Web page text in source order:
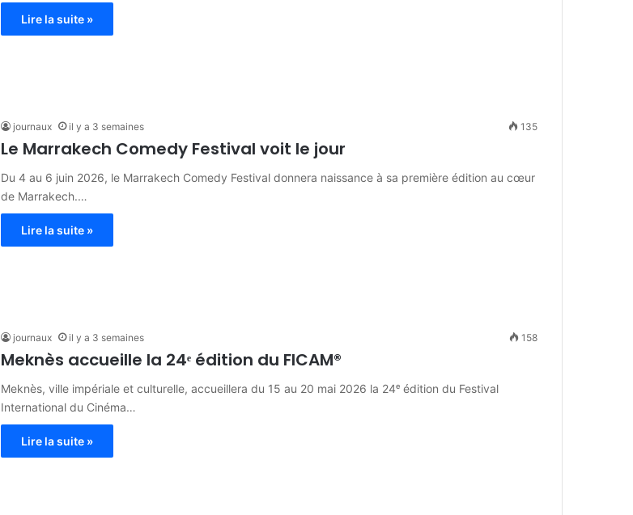
Lire la suite »
journaux il y a 3 semaines 135
Le Marrakech Comedy Festival voit le jour
Du 4 au 6 juin 2026, le Marrakech Comedy Festival donnera naissance à sa première édition au cœur
de Marrakech.…
Lire la suite »
journaux il y a 3 semaines 158
Meknès accueille la 24ᵉ édition du FICAM®
Meknès, ville impériale et culturelle, accueillera du 15 au 20 mai 2026 la 24ᵉ édition du Festival
International du Cinéma…
Lire la suite »